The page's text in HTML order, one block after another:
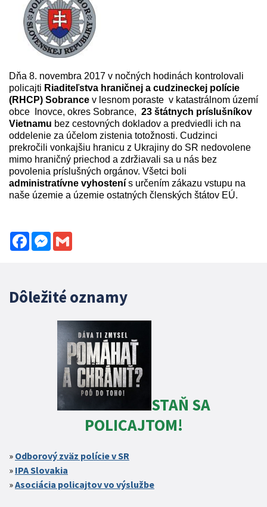
Dňa 8. novembra 2017 v nočných hodinách kontrolovali
policajti Riaditeľstva hraničnej a cudzineckej polície
(RHCP) Sobrance v lesnom poraste v katastrálnom území
obce Inovce, okres Sobrance, 23 štátnych príslušníkov
Vietnamu bez cestovných dokladov a predviedli ich na
oddelenie za účelom zistenia totožnosti. Cudzinci
prekročili vonkajšiu hranicu z Ukrajiny do SR nedovolene
mimo hraničný priechod a zdržiavali sa u nás bez
povolenia príslušných orgánov. Všetci boli
administratívne vyhostení s určením zákazu vstupu na
naše územie a územie ostatných členských štátov EÚ.
FacebookMessenger
Dôležité oznamy
STAŇ SA
POLICAJTOM!
Odborový zväz polície v SR
IPA Slovakia
Asociácia policajtov vo výslužbe